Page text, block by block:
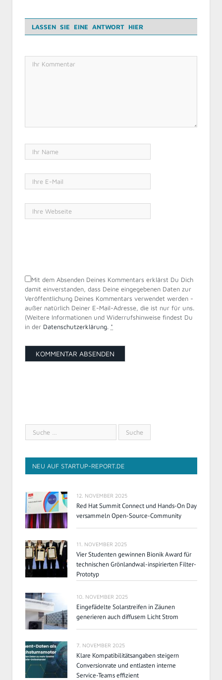
LASSEN SIE EINE ANTWORT HIER
Mit dem Absenden Deines Kommentars erklärst Du Dich
damit einverstanden, dass Deine eingegebenen Daten zur
Veröffentlichung Deines Kommentars verwendet werden -
außer natürlich Deiner E-Mail-Adresse, die ist nur für uns.
(Weitere Informationen und Widerrufshinweise findest Du
in der Datenschutzerklärung. *
NEU AUF STARTUP-REPORT.DE
12. NOVEMBER 2025
Red Hat Summit Connect und Hands-On Day
versammeln Open-Source-Community
11. NOVEMBER 2025
Vier Studenten gewinnen Bionik Award für
technischen Grönlandwal-inspirierten Filter-
Prototyp
10. NOVEMBER 2025
Eingefädelte Solarstreifen in Zäunen
generieren auch diffusem Licht Strom
7. NOVEMBER 2025
Klare Kompatibilitätsangaben steigern
Conversionrate und entlasten interne
Service-Teams effizient